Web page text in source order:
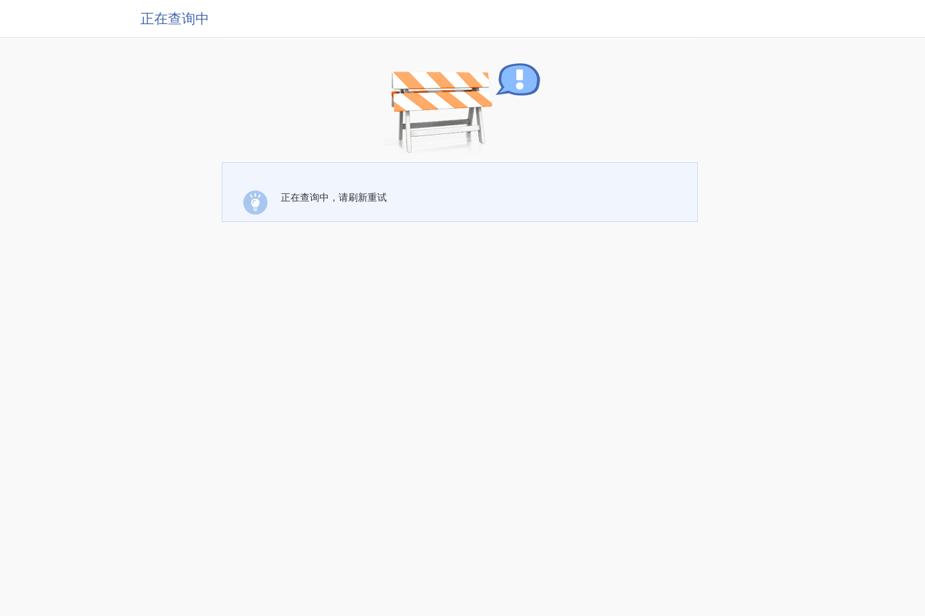
正在查询中
正在查询中，请刷新重试